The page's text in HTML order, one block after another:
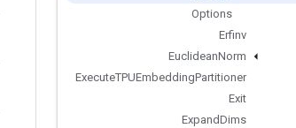
Options
Erfinv
EuclideanNorm
ExecuteTPUEmbeddingPartitioner
Exit
ExpandDims